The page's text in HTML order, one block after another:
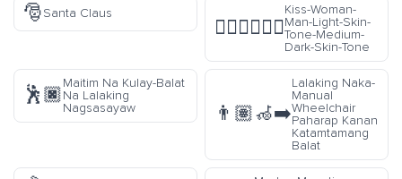
🎅Santa Claus
👩🏻‍❤️‍💋‍👨🏾
Kiss-Woman-
Man-Light-Skin-
Tone-Medium-
Dark-Skin-Tone
🕺🏿
Maitim Na Kulay-Balat
Na Lalaking
Nagsasayaw
👨🏽‍🦽‍➡️
Lalaking Naka-
Manual
Wheelchair
Paharap Kanan
Katamtamang
Balat